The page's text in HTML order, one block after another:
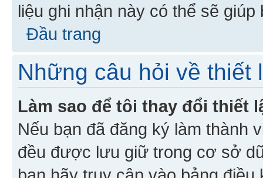
liệu ghi nhận này có thể sẽ
Đầu trang
Những câu hỏi về thiết
Làm sao để tôi thay đổi thiết
Nếu bạn đã đăng ký làm thành
đều được lưu giữ trong cơ sở